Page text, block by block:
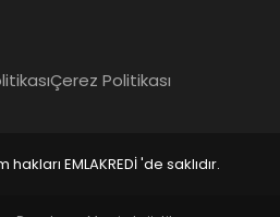
Çerez Politikası
EMLAKREDİ 'de saklıdır.